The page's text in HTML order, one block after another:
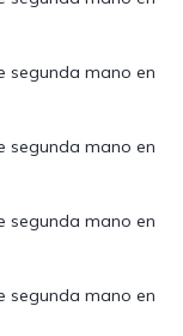
segunda mano en
segunda mano en
segunda mano en
segunda mano en